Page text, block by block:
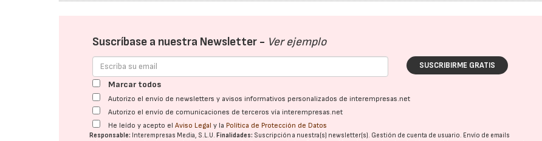
Suscríbase a nuestra Newsletter - Ver ejemplo
SUSCRIBIRME GRATIS
Marcar todos
Autorizo el envío de newsletters y avisos informativos personalizados de interempresas.net
Autorizo el envío de comunicaciones de terceros vía interempresas.net
He leído y acepto elAviso Legal y la Política de Protección de Datos
Responsable: Interempresas Media, S.L.U.Finalidades: Suscripción a nuestra(s) newsletter(s). Gestión de cuenta de usuario. Envío de emails